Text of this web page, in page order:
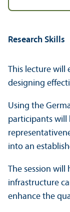
Research Skills
This lecture will
designing
Using the
participants will
into an
The session
infrastructure
enhance the